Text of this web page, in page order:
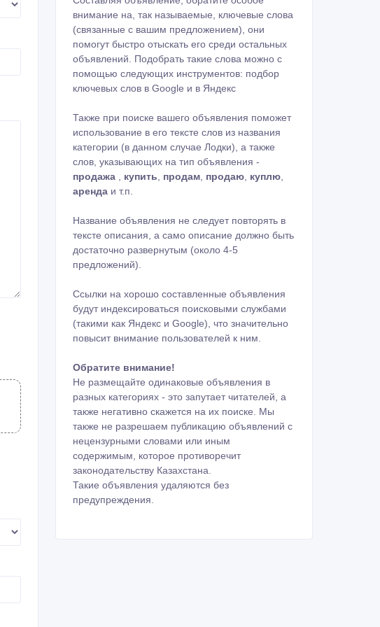
внимание на, так называемые, ключевые слова
(связанные с вашим предложением), они
помогут быстро отыскать его среди остальных
объявлений. Подобрать такие слова можно с
помощью следующих инструментов: подбор
ключевых слов в Google и в Яндекс
Также при поиске вашего объявления поможет
использование в его тексте слов из названия
категории (в данном случае Лодки), а также
слов, указывающих на тип объявления -
продажа , купить, продам, продаю, куплю,
аренда и т.п.
Название объявления не следует повторять в
тексте описания, а само описание должно быть
достаточно развернутым (около 4-5
предложений).
Ссылки на хорошо составленные объявления
будут индексироваться поисковыми службами
(такими как Яндекс и Google), что значительно
повысит внимание пользователей к ним.
Обратите внимание!
Не размещайте одинаковые объявления в
разных категориях - это запутает читателей, а
также негативно скажется на их поиске. Мы
также не разрешаем публикацию объявлений с
нецензурными словами или иным
содержимым, которое противоречит
законодательству Казахстана.
Такие объявления удаляются без
предупреждения.